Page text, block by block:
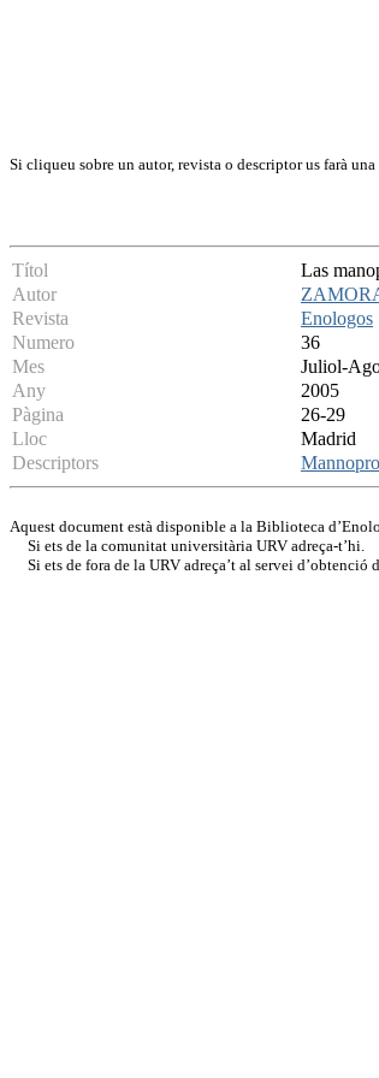
Si cliqueu sobre un autor, revista o descriptor us farà una
Títol
Las
Autor
Revista
Enologos
Numero
36
Mes
Juliol-
Any
2005
Pàgina
26-29
Lloc
Madrid
Descriptors
Aquest document està disponible a la Biblioteca
Si ets de la comunitat universitària URV adreça-t’hi.
Si ets de fora de la URV adreça’t al servei